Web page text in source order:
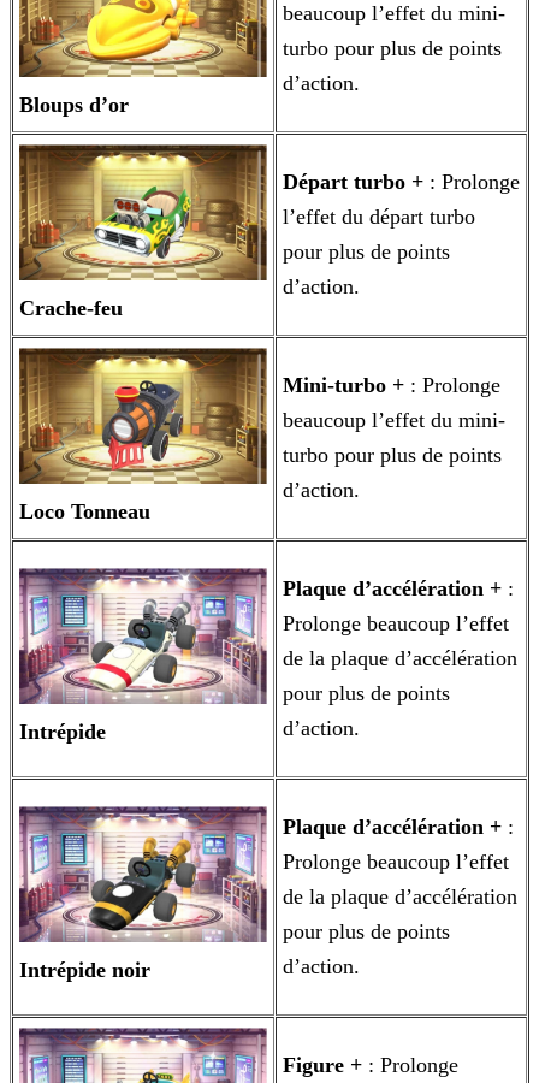
Bloups d’or
beaucoup l’effet du mini-
turbo pour plus de points
d’action.
Crache-feu
Départ turbo + : Prolonge
l’effet du départ turbo
pour plus de points
d’action.
Loco Tonneau
Mini-turbo + : Prolonge
beaucoup l’effet du mini-
turbo pour plus de points
d’action.
Intrépide
Plaque d’accélération + :
Prolonge beaucoup l’effet
de la plaque d’accélération
pour plus de points
d’action.
Intrépide noir
Plaque d’accélération + :
Prolonge beaucoup l’effet
de la plaque d’accélération
pour plus de points
d’action.
Figure + : Prolonge